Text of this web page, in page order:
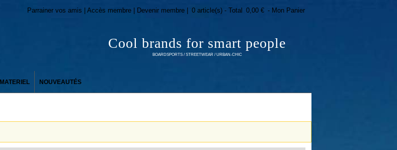
Cool brands for smart people
BOARDSPORTS / STREETWEAR / URBAN-CHIC
Parrainer vos amis | Accès membre | Devenir membre | 0 article(s) - Total 0,00 € - Mon Panier
MATERIEL NOUVEAUTÉS